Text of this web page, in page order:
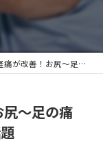
～足の痛み・痺れが消える整体法が話題
～足の痛